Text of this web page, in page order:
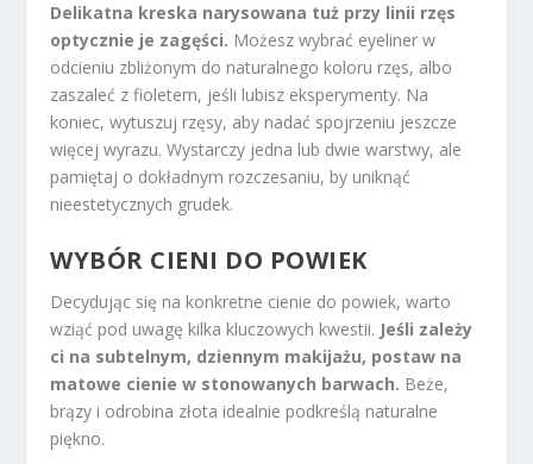
Delikatna kreska narysowana tuż przy linii rzęs
optycznie je zagęści. Możesz wybrać eyeliner w
odcieniu zbliżonym do naturalnego koloru rzęs, albo
zaszaleć z fioletem, jeśli lubisz eksperymenty. Na
koniec, wytuszuj rzęsy, aby nadać spojrzeniu jeszcze
więcej wyrazu. Wystarczy jedna lub dwie warstwy, ale
pamiętaj o dokładnym rozczesaniu, by uniknąć
nieestetycznych grudek.
WYBÓR CIENI DO POWIEK
Decydując się na konkretne cienie do powiek, warto
wziąć pod uwagę kilka kluczowych kwestii. Jeśli zależy
ci na subtelnym, dziennym makijażu, postaw na
matowe cienie w stonowanych barwach. Beże,
brązy i odrobina złota idealnie podkreślą naturalne
piękno.